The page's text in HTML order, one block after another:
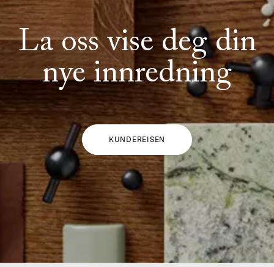
La oss vise deg din
nye innredning
KUNDEREISEN